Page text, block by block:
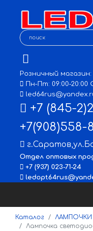
Розничный магазин:
Пн-Пт: 09:00-20:00
+7 (845-
+7(908)558-
г.Саратов,
Отдел оптовых
+7 (937) 023-71-24
Каталог ЛАМПОЧКИ
Лампочка